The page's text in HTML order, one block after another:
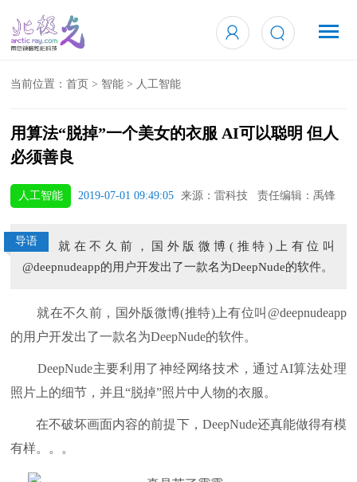
当前位置：首页 > 智能 > 人工智能
用算法“脱掉”一个美女的衣服 AI可以聪明 但人
必须善良
人工智能 2019-07-01 09:49:05 来源：雷科技 责任编辑：禹锋
导语
就在不久前，国外版微博(推特)上有位叫
@deepnudeapp的用户开发出了一款名为DeepNude的软件。
就在不久前，国外版微博(推特)上有位叫@deepnudeapp
的用户开发出了一款名为DeepNude的软件。
DeepNude主要利用了神经网络技术，通过AI算法处理
照片上的细节，并且“脱掉”照片中人物的衣服。
在不破坏画面内容的前提下，DeepNude还真能做得有模
有样。。。